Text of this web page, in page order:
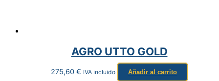
AGRO UTTO GOLD
275,60 € IVA incluido Añadir al carrito